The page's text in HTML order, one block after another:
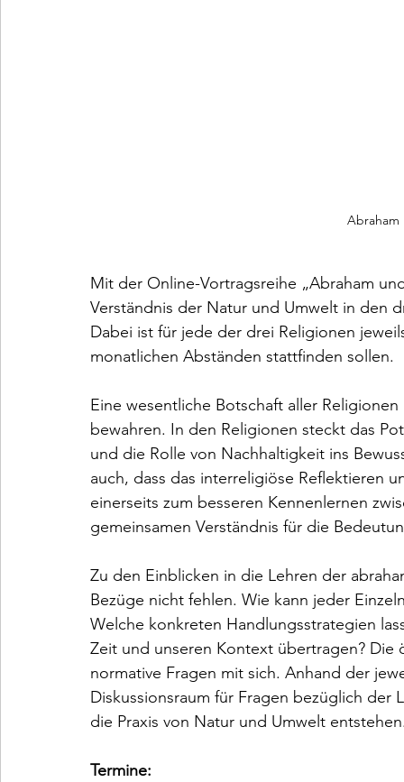
Abraham
Mit der Online-Vortragsreihe „Abraham
Verständnis der Natur und Umwelt in den
Dabei ist für jede der drei Religionen
monatlichen Abständen stattfinden sollen.
Eine wesentliche Botschaft aller
bewahren. In den Religionen steckt das
und die Rolle von Nachhaltigkeit ins
auch, dass das interreligiöse Reflektieren
einerseits zum besseren Kennenlernen
gemeinsamen Verständnis für die
Zu den Einblicken in die Lehren der
Bezüge nicht fehlen. Wie kann jeder
Welche konkreten Handlungsstrategien
Zeit und unseren Kontext übertragen?
normative Fragen mit sich. Anhand der
Diskussionsraum für Fragen bezüglich
die Praxis von Natur und Umwelt
Termine: